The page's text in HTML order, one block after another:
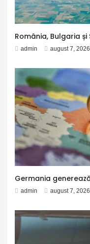
admin august 7, 2026
admin august 7, 2026